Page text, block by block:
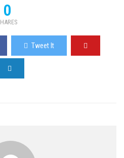
0
Tweet It